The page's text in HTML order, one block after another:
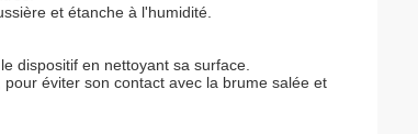
et étanche à l'humidité.
dispositif en nettoyant sa surface.
éviter son contact avec la brume salée et